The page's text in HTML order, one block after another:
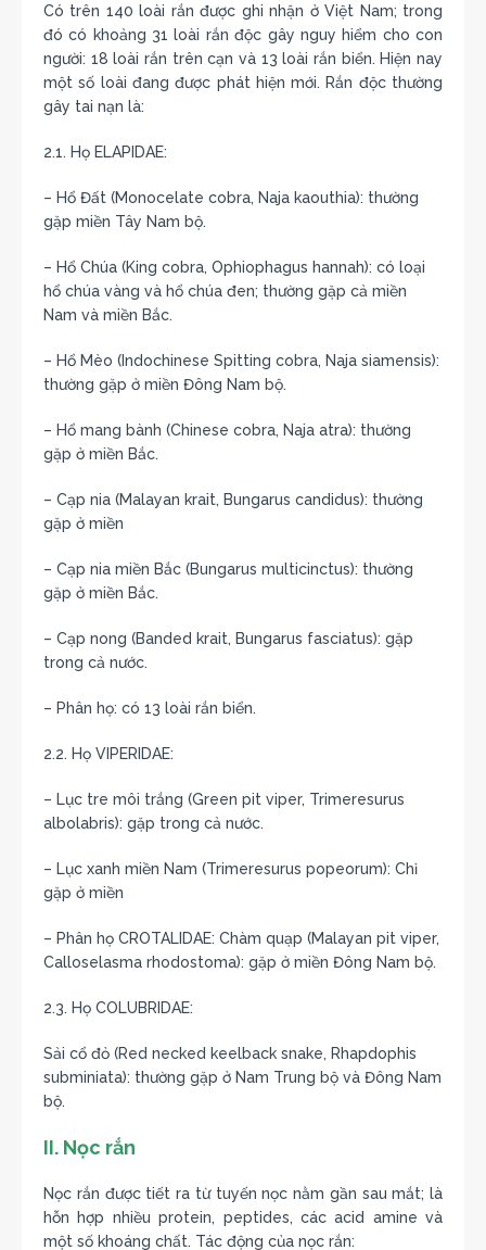
Có trên 140 loài rắn được ghi nhận ở Việt Nam; trong
đó có khoảng 31 loài rắn độc gây nguy hiểm cho con
người: 18 loài rắn trên cạn và 13 loài rắn biển. Hiện nay
một số loài đang được phát hiện mới. Rắn độc thường
gây tai nạn là:
2.1. Họ ELAPIDAE:
– Hổ Đất (Monocelate cobra, Naja kaouthia): thường
gặp miền Tây Nam bộ.
– Hổ Chúa (King cobra, Ophiophagus hannah): có loại
hổ chúa vàng và hổ chúa đen; thường gặp cả miền
Nam và miền Bắc.
– Hổ Mèo (Indochinese Spitting cobra, Naja siamensis):
thường gặp ở miền Đông Nam bộ.
– Hổ mang bành (Chinese cobra, Naja atra): thường
gặp ở miền Bắc.
– Cạp nia (Malayan krait, Bungarus candidus): thường
gặp ở miền
– Cạp nia miền Bắc (Bungarus multicinctus): thường
gặp ở miền Bắc.
– Cạp nong (Banded krait, Bungarus fasciatus): gặp
trong cả nước.
– Phân họ: có 13 loài rắn biển.
2.2. Họ VIPERIDAE:
– Lục tre môi trắng (Green pit viper, Trimeresurus
albolabris): gặp trong cả nước.
– Lục xanh miền Nam (Trimeresurus popeorum): Chỉ
gặp ở miền
– Phân họ CROTALIDAE: Chàm quạp (Malayan pit viper,
Calloselasma rhodostoma): gặp ở miền Đông Nam bộ.
2.3. Họ COLUBRIDAE:
Sải cổ đỏ (Red necked keelback snake, Rhapdophis
subminiata): thường gặp ở Nam Trung bộ và Đông Nam
bộ.
II. Nọc rắn
Nọc rắn được tiết ra từ tuyến nọc nằm gần sau mắt; là
hỗn hợp nhiều protein, peptides, các acid amine và
một số khoáng chất. Tác động của nọc rắn: